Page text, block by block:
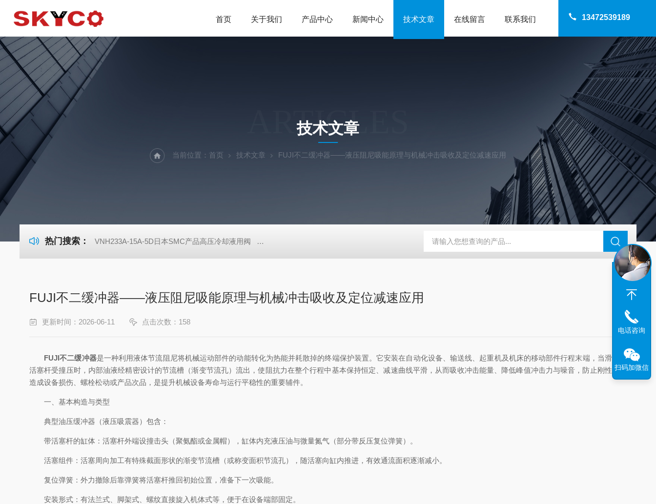
13472539189
首页 关于我们 产品中心 新闻中心 技术文章 在线留言 联系我们
ARTICLES
技术文章
当前位置： 首页 技术文章 FUJI不二缓冲器——液压阻尼吸能原理与机械冲击吸收及定位减速应用
热门搜索： VNH233A-15A-5D日本SMC产品高压冷却液用阀 MVSD-180-4E1-AC220V代理金器Mindman电磁阀MVSD-180-4E1-AC220V 麦特沃克
FUJI不二缓冲器——液压阻尼吸能原理与机械冲击吸收及定位减速应用
更新时间：2026-06-11 点击次数：158
FUJI不二缓冲器是一种利用液体节流阻尼将机械运动部件的动能转化为热能并耗散掉的终端保护装置。它安装在自动化设备、输送线、起重机及机床的移动部件行程末端，当滑块或
活塞杆受撞压时，内部油液经精密设计的节流槽（渐变节流孔）流出，使阻抗力在整个行程中基本保持恒定、减速曲线平滑，从而吸收冲击能量、降低峰值冲击力与噪音，防止刚性碰撞
造成设备损伤、螺栓松动或产品次品，是提升机械设备寿命与运行平稳性的重要辅件。
一、基本构造与类型
典型油压缓冲器（液压吸震器）包含：
带活塞杆的缸体：活塞杆外端设撞击头（聚氨酯或金属帽），缸体内充液压油与微量氮气（部分带反压复位弹簧）。
活塞组件：活塞周向加工有特殊截面形状的渐变节流槽（或称变面积节流孔），随活塞向缸内推进，有效通流面积逐渐减小。
复位弹簧：外力撤除后靠弹簧将活塞杆推回初始位置，准备下一次吸能。
安装形式：有法兰式、脚架式、螺纹直接旋入机体式等，便于在设备端部固定。
电话咨询
扫码加微信